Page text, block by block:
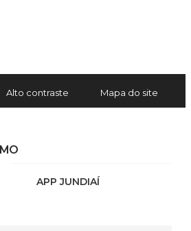
Alto contraste Mapa do site
APP JUNDIAÍ